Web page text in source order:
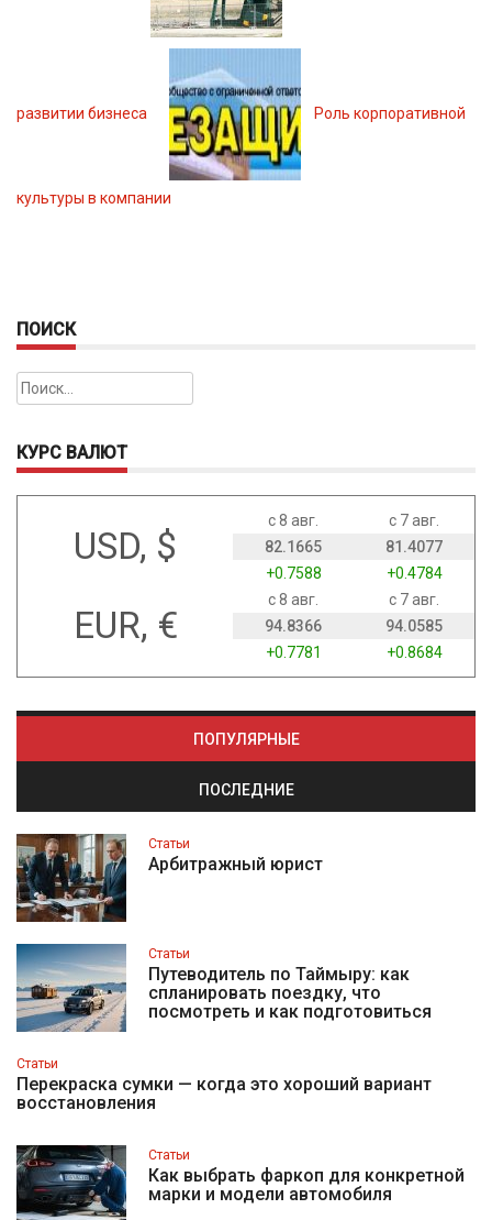
развитии бизнеса Роль корпоративной
культуры в компании
ПОИСК
Найти:
КУРС ВАЛЮТ
USD, $
с 8 авг.
с 7 авг.
82.1665
81.4077
+0.7588
+0.4784
EUR, €
с 8 авг.
с 7 авг.
94.8366
94.0585
+0.7781
+0.8684
ПОПУЛЯРНЫЕ
ПОСЛЕДНИЕ
Статьи
Арбитражный юрист
Статьи
Путеводитель по Таймыру: как
спланировать поездку, что
посмотреть и как подготовиться
Статьи
Перекраска сумки — когда это хороший вариант
восстановления
Статьи
Как выбрать фаркоп для конкретной
марки и модели автомобиля